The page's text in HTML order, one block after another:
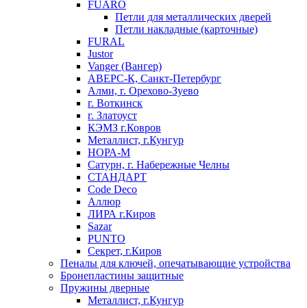
FUARO
Петли для металлических дверей
Петли накладные (карточные)
FURAL
Justor
Vanger (Вангер)
АВЕРС-К, Санкт-Петербург
Алми, г. Орехово-Зуево
г. Воткинск
г. Златоуст
КЭМЗ г.Ковров
Металлист, г.Кунгур
НОРА-М
Сатурн, г. Набережные Челны
СТАНДАРТ
Code Deco
Аллюр
ЛИРА г.Киров
Sazar
PUNTO
Секрет, г.Киров
Пеналы для ключей, опечатывающие устройства
Бронепластины защитные
Пружины дверные
Металлист, г.Кунгур